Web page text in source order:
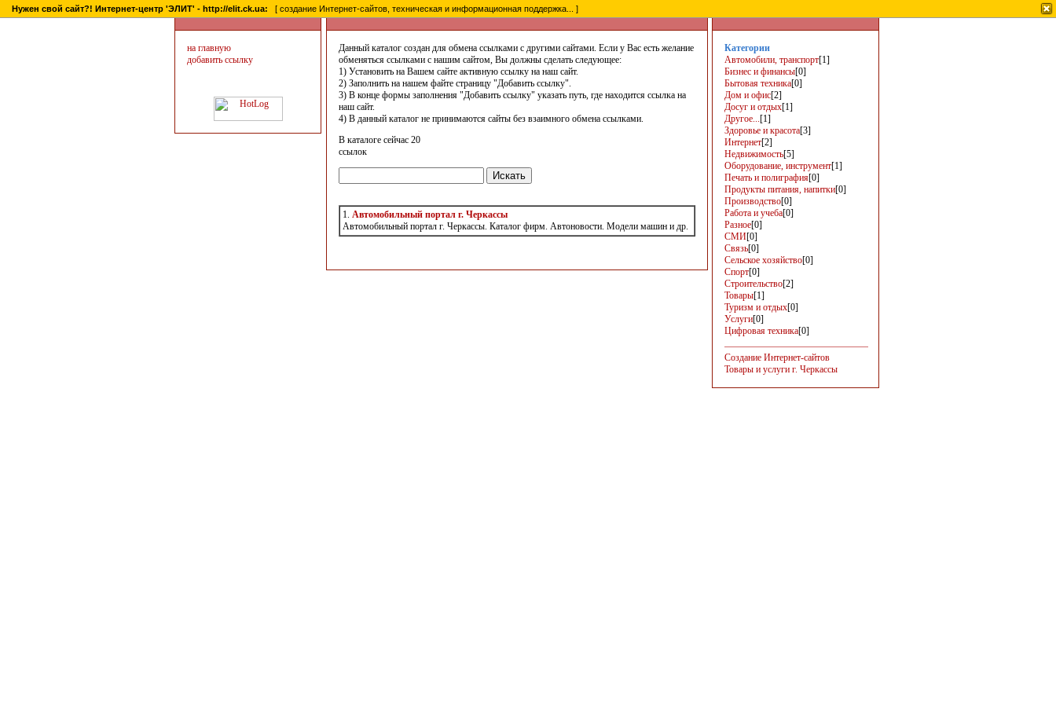
Нужен свой сайт?! Интернет-центр 'ЭЛИТ' - http://elit.ck.ua: [ создание Интернет-сайтов, техническая и информационная поддержка... ]
на главную
добавить ссылку
Данный каталог создан для обмена ссылками с другими сайтами. Если у Вас есть желание
обменяться ссылками с нашим сайтом, Вы должны сделать следующее:
1) Установить на Вашем сайте активную ссылку на наш сайт.
2) Заполнить на нашем файте страницу "Добавить ссылку".
3) В конце формы заполнения "Добавить ссылку" указать путь, где находится ссылка на
наш сайт.
4) В данный каталог не принимаются сайты без взаимного обмена ссылками.
В каталоге сейчас 20
ссылок
1. Автомобильный портал г. Черкассы
Автомобильный портал г. Черкассы. Каталог фирм. Автоновости. Модели машин и др.
Категории
Автомобили, транспорт[1]
Бизнес и финансы[0]
Бытовая техника[0]
Дом и офис[2]
Досуг и отдых[1]
Другое...[1]
Здоровье и красота[3]
Интернет[2]
Недвижимость[5]
Оборудование, инструмент[1]
Печать и полиграфия[0]
Продукты питания, напитки[0]
Производство[0]
Работа и учеба[0]
Разное[0]
СМИ[0]
Связь[0]
Сельское хозяйство[0]
Спорт[0]
Строительство[2]
Товары[1]
Туризм и отдых[0]
Услуги[0]
Цифровая техника[0]
Создание Интернет-сайтов
Товары и услуги г. Черкассы